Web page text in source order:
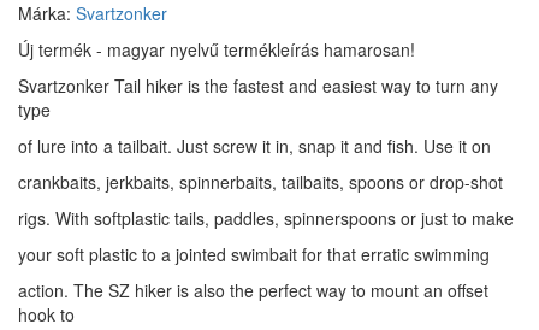
Márka: Svartzonker
Új termék - magyar nyelvű termékleírás hamarosan!
Svartzonker Tail hiker is the fastest and easiest way to turn any
type
of lure into a tailbait. Just screw it in, snap it and fish. Use it on
crankbaits, jerkbaits, spinnerbaits, tailbaits, spoons or drop-shot
rigs. With softplastic tails, paddles, spinnerspoons or just to make
your soft plastic to a jointed swimbait for that erratic swimming
action. The SZ hiker is also the perfect way to mount an offset
hook to